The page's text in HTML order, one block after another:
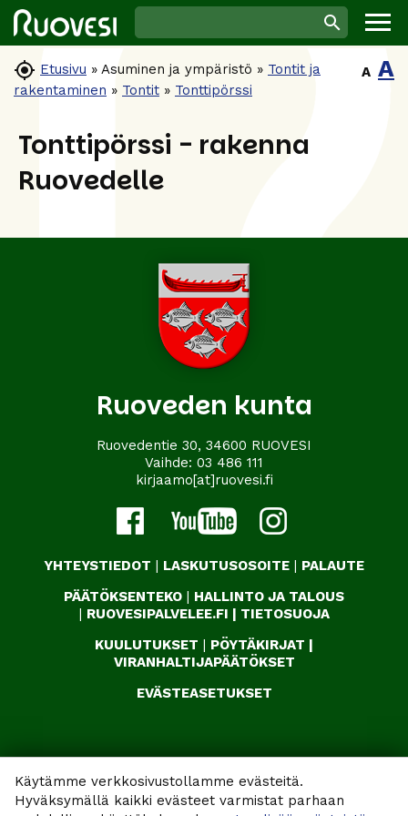
Käytämme verkkosivustollamme evästeitä.
Hyväksymällä kaikki evästeet varmistat parhaan
 Etusivu » Asuminen ja ympäristö » Tontit ja
rakentaminen » Tontit » Tonttipörssi
A A
Tonttipörssi - rakenna
Ruovedelle
Ruoveden kunta
Ruovedentie 30, 34600 RUOVESI
Vaihde: 03 486 111
kirjaamo[at]ruovesi.fi
YHTEYSTIEDOT | LASKUTUSOSOITE | PALAUTE
PÄÄTÖKSENTEKO | HALLINTO JA TALOUS
| RUOVESIPALVELEE.FI | TIETOSUOJA
KUULUTUKSET | PÖYTÄKIRJAT |
VIRANHALTIJAPÄÄTÖKSET
EVÄSTEASETUKSET